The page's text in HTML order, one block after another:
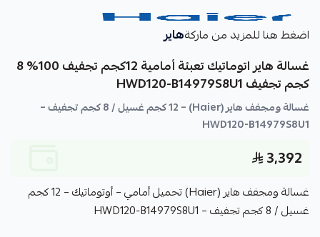
اضغط هنا للمزيد من ماركةهاير
غسالة هاير اتوماتيك تعبئة أمامية 12كجم تجفيف 100% 8
كجم تجفيف HWD120-B14979S8U1
غسالة ومجفف هاير (Haier) – 12 كجم غسيل / 8 كجم تجفيف –
HWD120-B14979S8U1
3,392
غسالة ومجفف هاير (Haier) تحميل أمامي – أوتوماتيك – 12 كجم
غسيل / 8 كجم تجفيف – HWD120-B14979S8U1